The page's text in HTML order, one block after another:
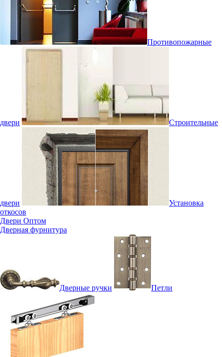
Противопожарные
двери Строительные
двери
Установка
откосов
Двери Оптом
Дверная фурнитура
Дверные ручки Петли